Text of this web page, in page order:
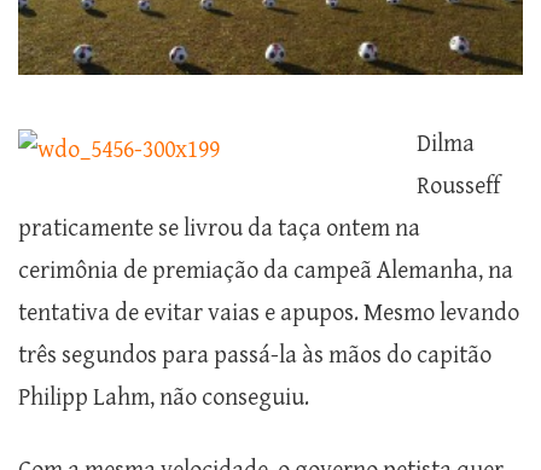
Dilma
Rousseff
praticamente se livrou da taça ontem na
cerimônia de premiação da campeã Alemanha, na
tentativa de evitar vaias e apupos. Mesmo levando
três segundos para passá-la às mãos do capitão
Philipp Lahm, não conseguiu.